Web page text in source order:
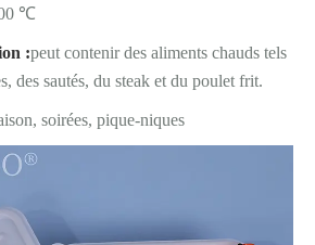
℃
:peut contenir des aliments chauds tels
des sautés, du steak et du poulet frit.
soirées, pique-niques